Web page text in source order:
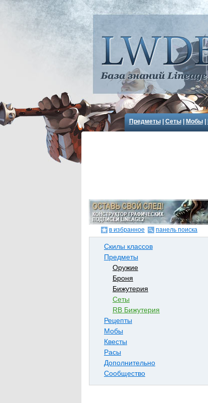
Предметы| Сеты| Мобы|
в избранное панель поиска
Скилы классов
Предметы
Оружие
Броня
Бижутерия
Сеты
RB Бижутерия
Рецепты
Мобы
Квесты
Расы
Дополнительно
Сообщество